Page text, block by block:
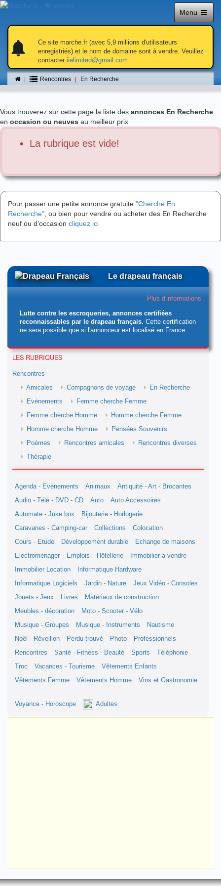
Menu
notifications
notifications
Ce site marche.fr (avec 5,9 millions d'utilisateurs
enregistriés) et le nom de domaine sont à vendre. Veuillez
contacter iielimited@gmail.com
Rencontres En Recherche
En Recherche
Vous trouverez sur cette page la liste des annonces En Recherche
en occasion ou neuves au meilleur prix
La rubrique est vide!
Pour passer une petite annonce gratuite "Cherche En
Recherche" , ou bien pour vendre ou acheter des En Recherche
neuf ou d'occasion cliquez ici
Le drapeau français
Plus d'informations
Lutte contre les escroqueries, annonces certifiées
reconnaissables par le drapeau français. Cette certification
ne sera possible que si l'annonceur est localisé en France.
LES RUBRIQUES
Rencontres
Amicales
Compagnons de voyage
En Recherche
Evénements
Femme cherche Femme
Femme cherche Homme
Homme cherche Femme
Homme cherche Homme
Pensées Souvenirs
Poèmes
Rencontres amicales
Rencontres diverses
Thérapie
Agenda - Evènements Animaux
Antiquité - Art - Brocantes
Audio - Télé - DVD - CD
Auto
Auto Accessoires
Automate - Juke box
Bijouterie - Horlogerie
Caravanes - Camping-car
Collections
Colocation
Cours - Etude
Développement durable
Echange de maisons
Electroménager
Emplois Hôtellerie
Immobilier a vendre
Immobilier Location
Informatique Hardware
Informatique Logiciels
Jardin - Nature
Jeux Vidéo - Consoles
Jouets - Jeux
Livres
Matériaux de construction
Meubles - décoration
Moto - Scooter - Vélo
Musique - Groupes
Musique - Instruments
Nautisme
Noël - Réveillon
Perdu-trouvé Photo
Professionnels
Rencontres
Santé - Fitness - Beauté Sports
Téléphonie
Troc
Vacances - Tourisme
Vêtements Enfants
Vêtements Femme
Vêtements Homme Vins et Gastronomie
Voyance - Horoscope Adultes